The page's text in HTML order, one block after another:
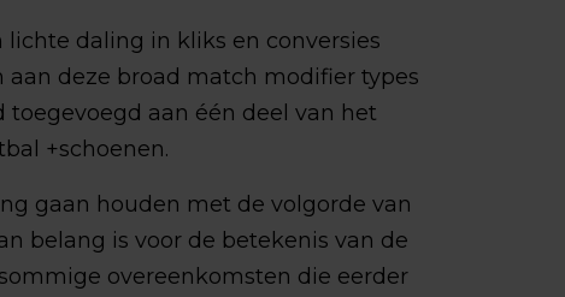
daling in kliks en conversies
deze broad match modifier types
aan één deel van het
+schoenen.
gaan houden met de volgorde van
belang is voor de betekenis van de
overeenkomsten die eerder